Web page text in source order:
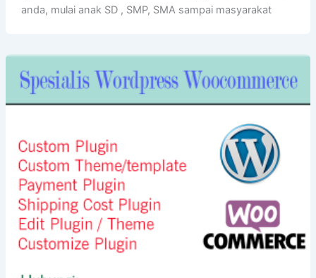
anda, mulai anak SD , SMP, SMA sampai masyarakat